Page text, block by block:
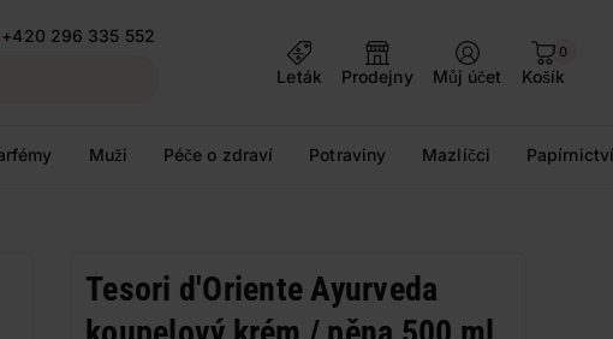
+420 296 335 552
Leták
Prodejny Můj účet
0
Košík
Muži Péče o zdraví Potraviny Mazlíčci
Tesori d'Oriente Ayurveda